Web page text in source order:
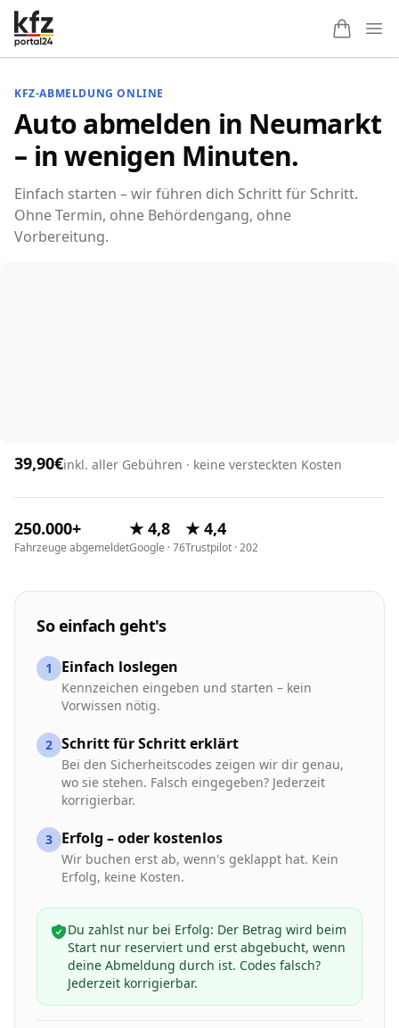
KFZ-ABMELDUNG ONLINE
Auto abmelden in Neumarkt
– in wenigen Minuten.
Einfach starten – wir führen dich Schritt für Schritt.
Ohne Termin, ohne Behördengang, ohne
Vorbereitung.
39,90€inkl. aller Gebühren · keine versteckten Kosten
250.000+
Fahrzeuge abgemeldet
★ 4,8
Google · 76
★ 4,4
Trustpilot · 202
So einfach geht's
1 Einfach loslegen
Kennzeichen eingeben und starten – kein
Vorwissen nötig.
2 Schritt für Schritt erklärt
Bei den Sicherheitscodes zeigen wir dir genau,
wo sie stehen. Falsch eingegeben? Jederzeit
korrigierbar.
3 Erfolg – oder kostenlos
Wir buchen erst ab, wenn's geklappt hat. Kein
Erfolg, keine Kosten.
Du zahlst nur bei Erfolg: Der Betrag wird beim
Start nur reserviert und erst abgebucht, wenn
deine Abmeldung durch ist. Codes falsch?
Jederzeit korrigierbar.